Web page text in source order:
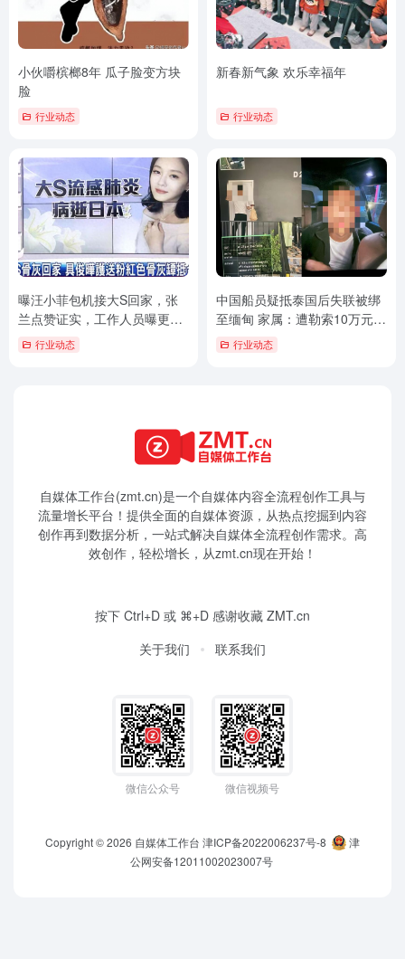
小伙嚼槟榔8年 瓜子脸变方块
脸
行业动态
新春新气象 欢乐幸福年
行业动态
曝汪小菲包机接大S回家，张
兰点赞证实，工作人员曝更多
细节行业动态
中国船员疑抵泰国后失联被绑
至缅甸 家属：遭勒索10万元，
望立案
行业动态
自媒体工作台(zmt.cn)是一个自媒体内容全流程创作工具与
流量增长平台！提供全面的自媒体资源，从热点挖掘到内容
创作再到数据分析，一站式解决自媒体全流程创作需求。高
效创作，轻松增长，从zmt.cn现在开始！
按下 Ctrl+D 或 ⌘+D 感谢收藏 ZMT.cn
关于我们
联系我们
微信公众号 微信视频号
Copyright © 2026 自媒体工作台 津ICP备2022006237号-8
津
公网安备12011002023007号